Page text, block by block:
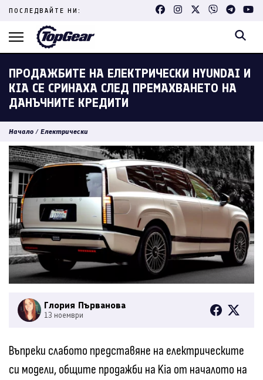
Skip
content
ПОСЛЕДВАЙТЕ НИ:
ПРОДАЖБИТЕ НА ЕЛЕКТРИЧЕСКИ HYUNDAI И
KIA СЕ СРИНАХА СЛЕД ПРЕМАХВАНЕТО НА
ДАНЪЧНИТЕ КРЕДИТИ
Начало / Електрически
Глория Първанова
13 ноември
Въпреки слабото представяне на електрическите
си модели, общите продажби на Kia от началото на